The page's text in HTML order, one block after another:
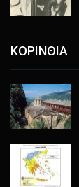
ΚΟΡΙΝΘΙΑ